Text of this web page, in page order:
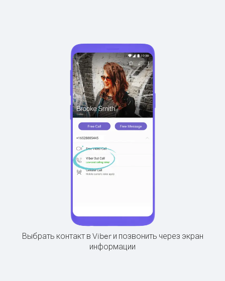
Выбрать контакт в Viber и позвонить через экран
информации